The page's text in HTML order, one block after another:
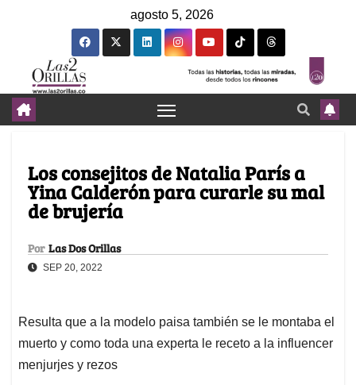
agosto 5, 2026
Los consejitos de Natalia París a
Yina Calderón para curarle su mal
de brujería
Por Las Dos Orillas
SEP 20, 2022
Resulta que a la modelo paisa también se le montaba el
muerto y como toda una experta le receto a la influencer
menjurjes y rezos